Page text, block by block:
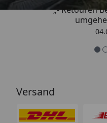
„- Retouren
Versand